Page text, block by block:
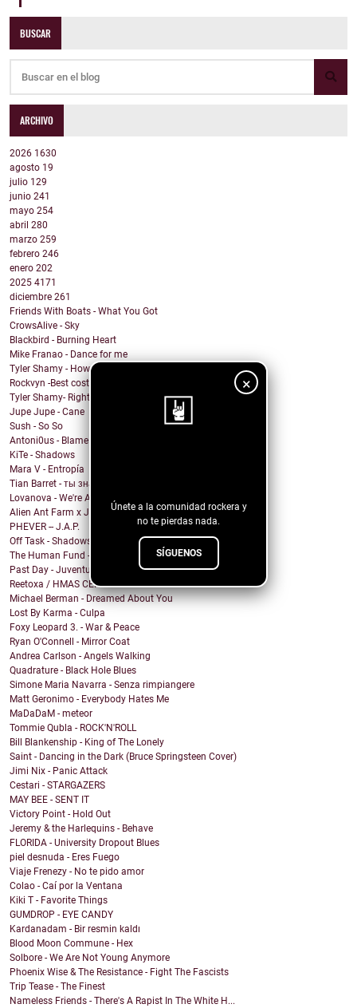
×
Únete a la comunidad rockera y
no te pierdas nada.
SÍGUENOS
BUSCAR
ARCHIVO
2026 1630
agosto 19
julio 129
junio 241
mayo 254
abril 280
marzo 259
febrero 246
enero 202
2025 4171
diciembre 261
Friends With Boats - What You Got
CrowsAlive - Sky
Blackbird - Burning Heart
Mike Franao - Dance for me
Tyler Shamy - How are you ok?
Rockvyn -Best costumer
Tyler Shamy- Right?
Jupe Jupe - Cane
Sush - So So
Antoni0us - Blame me
KiTe - Shadows
Mara V - Entropía
Tian Barret - ты знаешь, где мои ключи?
Lovanova - We're All In It Together
Alien Ant Farm x Judge & Jury - Bad Attitude
PHEVER -- J.A.P.
Off Task - Shadows
The Human Fund - Chums and Chumps
Past Day - Juventud Distante
Reetoxa / HMAS CERBERUS
Michael Berman - Dreamed About You
Lost By Karma - Culpa
Foxy Leopard 3. - War & Peace
Ryan O'Connell - Mirror Coat
Andrea Carlson - Angels Walking
Quadrature - Black Hole Blues
Simone Maria Navarra - Senza rimpiangere
Matt Geronimo - Everybody Hates Me
MaDaDaM - meteor
Tommie Qubla - ROCK'N'ROLL
Bill Blankenship - King of The Lonely
Saint - Dancing in the Dark (Bruce Springsteen Cover)
Jimi Nix - Panic Attack
Cestari - STARGAZERS
MAY BEE - SENT IT
Victory Point - Hold Out
Jeremy & the Harlequins - Behave
FLORIDA - University Dropout Blues
piel desnuda - Eres Fuego
Viaje Frenezy - No te pido amor
Colao - Caí por la Ventana
Kiki T - Favorite Things
GUMDROP - EYE CANDY
Kardanadam - Bir resmin kaldı
Blood Moon Commune - Hex
Solbore - We Are Not Young Anymore
Phoenix Wise & The Resistance - Fight The Fascists
Trip Tease - The Finest
Nameless Friends - There's A Rapist In The White H...